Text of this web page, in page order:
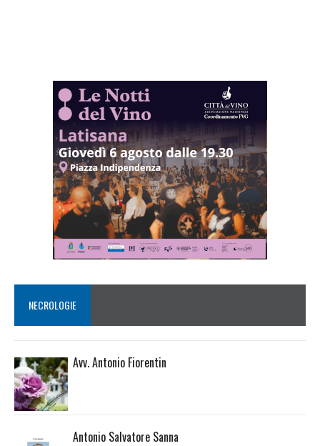
NECROLOGIE
Avv. Antonio Fiorentin
Antonio Salvatore Sanna